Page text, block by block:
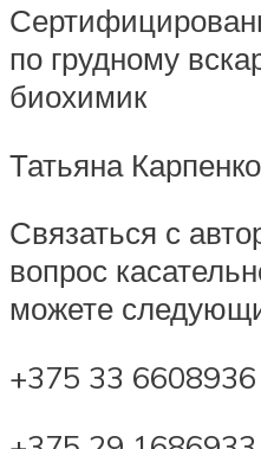
по грудному
биохимик
Татьяна Карпенко
Связаться с
вопрос
можете
+375 33